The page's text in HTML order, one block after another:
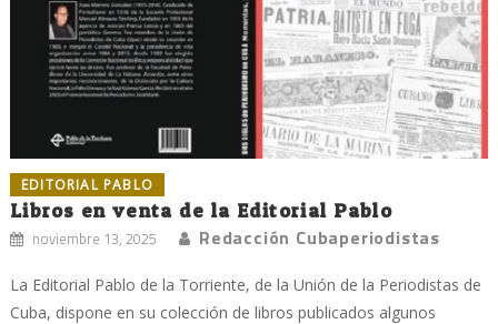
EDITORIAL PABLO
Libros en venta de la Editorial Pablo
noviembre 13, 2025 Redacción Cubaperiodistas
La Editorial Pablo de la Torriente, de la Unión de la Periodistas de
Cuba, dispone en su colección de libros publicados algunos